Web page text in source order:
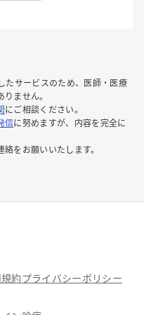
たサービスのため、医師・医療
ません。
にご相談ください。
信に努めますが、内容を完全に
絡をお願いいたします。
約プライバシーポリシー